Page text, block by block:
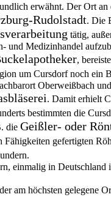
erwähnt. Der Ort an
Rudolstadt. Die
tätig,
und Medizinhandel
,
um Cursdorf noch ein
Oberweißbach
. Damit erhielt
bestimmten die
die Geißler- oder
gefertigten
einmalig in
am höchsten gelegene